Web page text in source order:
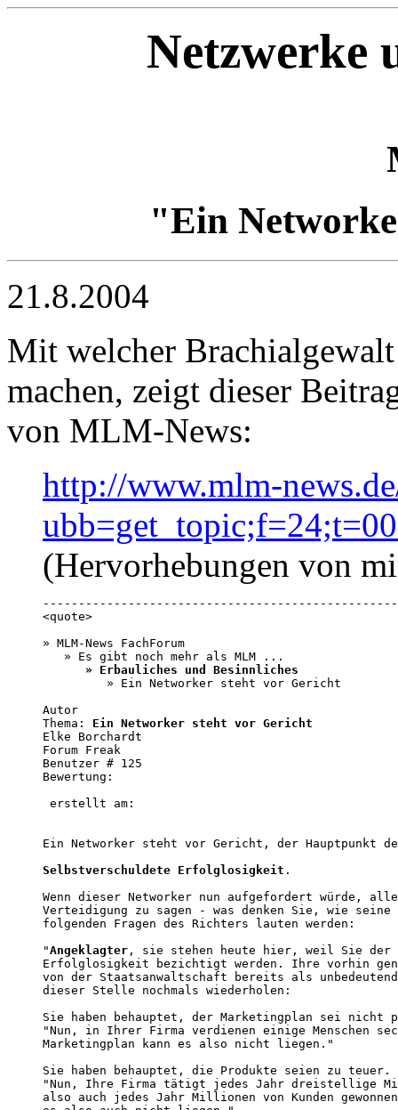
Netzwerke
"Ein
21.8.2004
Mit welcher
machen, zeigt dieser
von MLM-News:
http://www.mlm-
(Hervorhebungen von
<quote>
» MLM-News FachForum
   » Es gibt noch mehr als MLM ...
» Erbauliches und Besinnliches
         » Ein Networker steht vor Gericht
Autor
Thema: Ein Networker steht vor Gericht
Elke Borchardt
Forum Freak
Benutzer # 125
Bewertung:
erstellt am:
Ein Networker steht vor Gericht, der Hauptpunkt
Selbstverschuldete Erfolglosigkeit .
Wenn dieser Networker nun aufgefordert würde,
Verteidigung zu sagen - was denken Sie, wie
folgenden Fragen des Richters lauten werden:
"Angeklagter , sie stehen heute hier, weil Sie der
Erfolglosigkeit bezichtigt werden. Ihre vorhin
von der Staatsanwaltschaft bereits als
dieser Stelle nochmals
Sie haben behauptet, der Marketingplan sei nicht
"Nun, in Ihrer Firma verdienen einige Menschen
Marketingplan kann es also nicht
Sie haben behauptet, die Produkte seien zu teuer.
"Nun, Ihre Firma tätigt jedes Jahr dreistellige
also auch jedes Jahr Millionen von Kunden